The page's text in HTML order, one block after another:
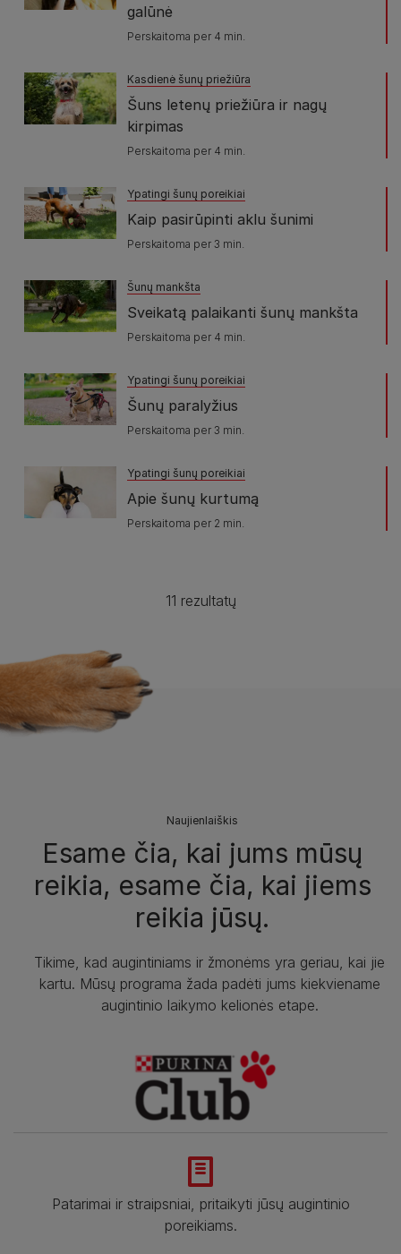
galūnė
Perskaitoma per 4 min.
Kasdienė šunų priežiūra
Šuns letenų priežiūra ir nagų
kirpimas
Perskaitoma per 4 min.
Ypatingi šunų poreikiai
Kaip pasirūpinti aklu šunimi
Perskaitoma per 3 min.
Šunų mankšta
Sveikatą palaikanti šunų mankšta
Perskaitoma per 4 min.
Ypatingi šunų poreikiai
Šunų paralyžius
Perskaitoma per 3 min.
Ypatingi šunų poreikiai
Apie šunų kurtumą
Perskaitoma per 2 min.
11 rezultatų
Naujienlaiškis
Esame čia, kai jums mūsų
reikia, esame čia, kai jiems
reikia jūsų.
Tikime, kad augintiniams ir žmonėms yra geriau, kai jie
kartu. Mūsų programa žada padėti jums kiekviename
augintinio laikymo kelionės etape.
Patarimai ir straipsniai, pritaikyti jūsų augintinio
poreikiams.